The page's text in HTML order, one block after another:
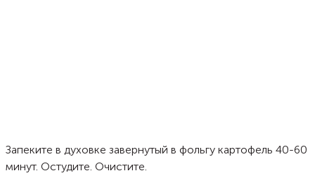
Запеките в духовке завернутый в фольгу картофель 40-60
минут. Остудите. Очистите.